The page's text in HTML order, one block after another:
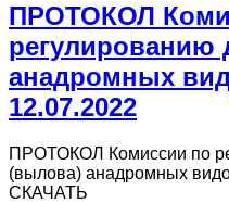
ПРОТОКОЛ
анадромных
12.07.2022
ПРОТОКОЛ Комиссии по
(вылова) анадромных
СКАЧАТЬ